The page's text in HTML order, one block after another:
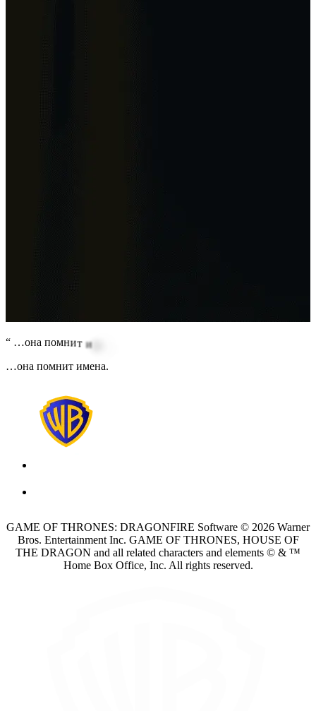
“ …она помнит им
…она помнит имена.
GAME OF THRONES: DRAGONFIRE Software © 2026 Warner
Bros. Entertainment Inc. GAME OF THRONES, HOUSE OF
THE DRAGON and all related characters and elements © & ™
Home Box Office, Inc. All rights reserved.